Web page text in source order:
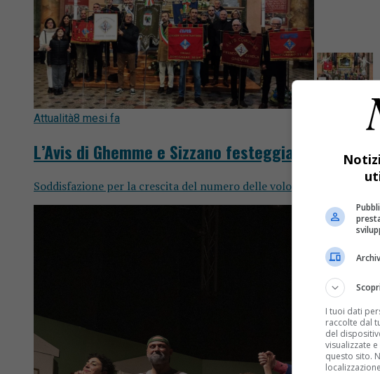
Attualità8 mesi fa
L’Avis di Ghemme e Sizzano festeggia i 40 anni
Soddisfazione per la crescita del numero delle volontarie del
I tuoi dati
raccolte dal
del
visualizzate
questo sito.